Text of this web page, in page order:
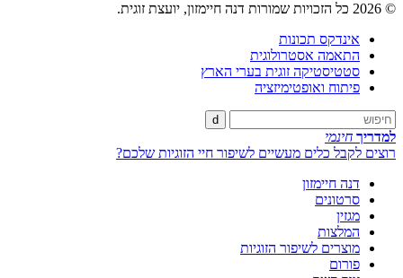
© 2026 כל הזכויות שמורות דנה חיימזון, יועצת זוגית.
אינדקס תכונות
התאמה אסטרולוגית
סטטיסטיקה זוגית בערי הארץ
פיתוח ואופטימיזציה
d
למדריך חינמי
רוצים לקבל כלים מעשיים לשיפור חיי הזוגיות שלכם?
דנה חיימזון
סרטונים
מגזין
המלצות
מוצרים לשיפור הזוגיות
פורום